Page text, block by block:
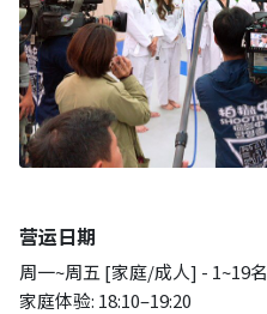
营运日期
周一~周五 [家庭/成人] - 1~19名
家庭体验: 18:10–19:20